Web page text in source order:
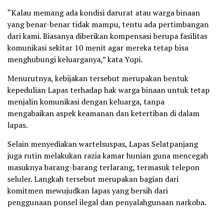
“Kalau memang ada kondisi darurat atau warga binaan
yang benar-benar tidak mampu, tentu ada pertimbangan
dari kami. Biasanya diberikan kompensasi berupa fasilitas
komunikasi sekitar 10 menit agar mereka tetap bisa
menghubungi keluarganya,” kata Yopi.
Menurutnya, kebijakan tersebut merupakan bentuk
kepedulian Lapas terhadap hak warga binaan untuk tetap
menjalin komunikasi dengan keluarga, tanpa
mengabaikan aspek keamanan dan ketertiban di dalam
lapas.
Selain menyediakan wartelsuspas, Lapas Selatpanjang
juga rutin melakukan razia kamar hunian guna mencegah
masuknya barang-barang terlarang, termasuk telepon
seluler. Langkah tersebut merupakan bagian dari
komitmen mewujudkan lapas yang bersih dari
penggunaan ponsel ilegal dan penyalahgunaan narkoba.